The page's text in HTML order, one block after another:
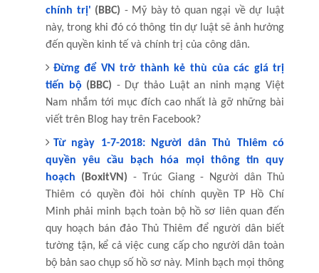
chính trị' (BBC) - Mỹ bày tỏ quan ngại về dự luật
này, trong khi đó có thông tin dự luật sẽ ảnh hưởng
đến quyền kinh tế và chính trị của công dân.
Đừng để VN trở thành kẻ thù của các giá trị
tiến bộ (BBC) - Dự thảo Luật an ninh mạng Việt
Nam nhắm tới mục đích cao nhất là gỡ những bài
viết trên Blog hay trên Facebook?
Từ ngày 1-7-2018: Người dân Thủ Thiêm có
quyền yêu cầu bạch hóa mọi thông tin quy
hoạch (BoxitVN) - Trúc Giang - Người dân Thủ
Thiêm có quyền đòi hỏi chính quyền TP Hồ Chí
Minh phải minh bạch toàn bộ hồ sơ liên quan đến
quy hoạch bán đảo Thủ Thiêm để người dân biết
tường tận, kể cả việc cung cấp cho người dân toàn
bộ bản sao chụp số hồ sơ này. Minh bạch mọi thông